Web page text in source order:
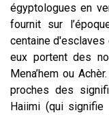
égyptologues en
fournit sur
centaine
eux portent des
Mena’hem ou
proches des
Haiimi (qui